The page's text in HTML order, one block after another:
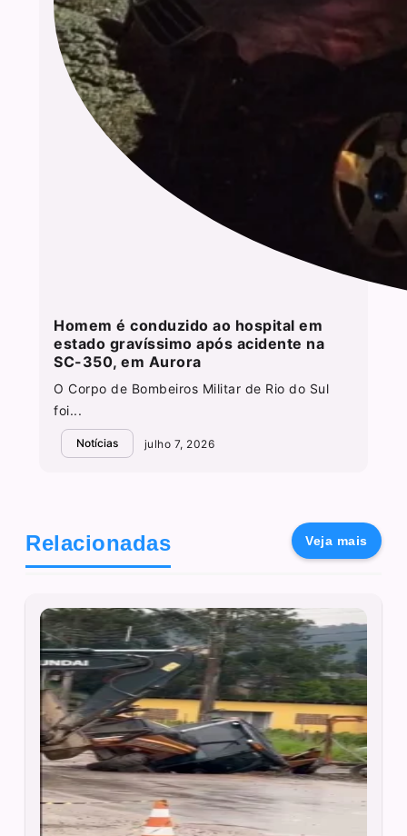
Homem é conduzido ao hospital em
estado gravíssimo após acidente na
SC-350, em Aurora
O Corpo de Bombeiros Militar de Rio do Sul
foi...
Notícias julho 7, 2026
Relacionadas Veja mais